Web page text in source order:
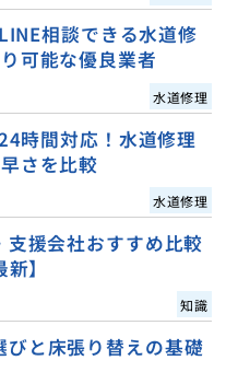
相談できる水道修
可能な優良業者
水道修理
時間対応！水道修理
さを比較
水道修理
支援会社おすすめ比較
】
知識
と床張り替えの基礎